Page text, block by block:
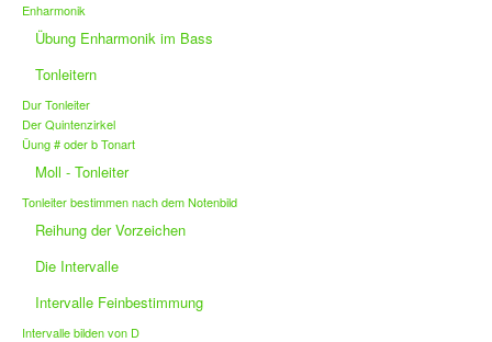
Enharmonik
Übung Enharmonik im Bass
Tonleitern
Dur Tonleiter
Der Quintenzirkel
Üung # oder b Tonart
Moll - Tonleiter
Tonleiter bestimmen nach dem Notenbild
Reihung der Vorzeichen
Die Intervalle
Intervalle Feinbestimmung
Intervalle bilden von D